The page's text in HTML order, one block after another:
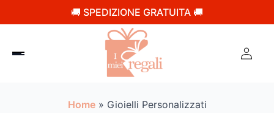
🚚 SPEDIZIONE GRATUITA 🚚
Home » Gioielli Personalizzati